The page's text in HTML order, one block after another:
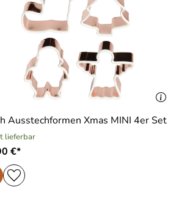
Ausstechformen Xmas MINI 4er Set
lieferbar
€*